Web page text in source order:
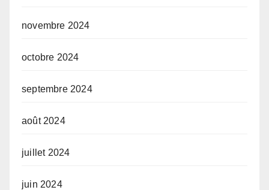
novembre 2024
octobre 2024
septembre 2024
août 2024
juillet 2024
juin 2024